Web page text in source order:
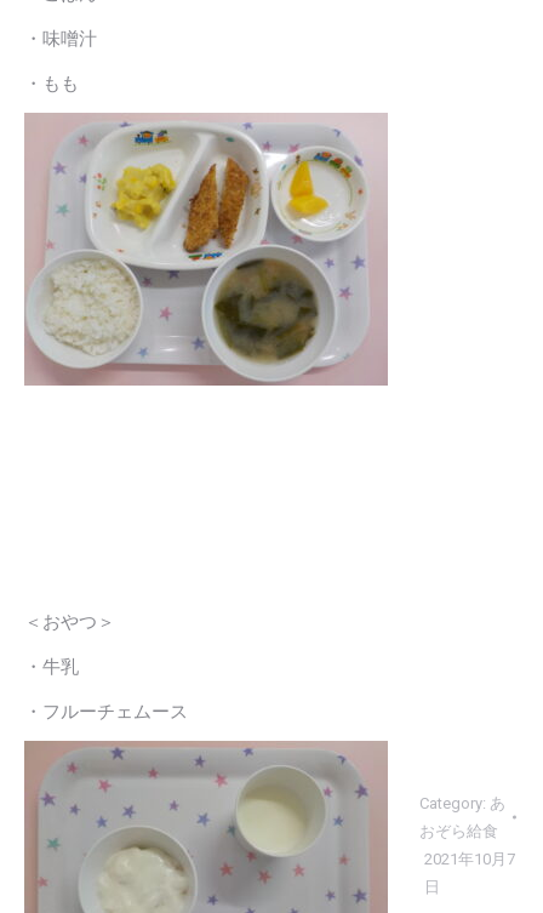
・味噌汁
・もも
＜おやつ＞
・牛乳
・フルーチェムース
Category: あ
おぞら給食
2021年10月7
日